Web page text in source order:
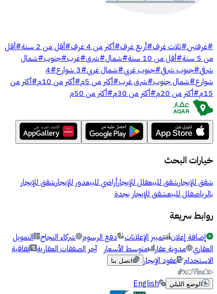
#غرفتين#ثلاث غرف#أربع غرف#أكثر من 4 غرف #أقل من 2 سنة #أقل
من 5 سنة
#أقل من 10 سنة #شمال#شرق#غرب#جنوب#شمال
شرقي#جنوب شرقي#جنوب غربي#شمال غربي#3 شوارع #
4
شوارع#شمال جنوب#شرق غرب#أكثر من 5م #أكثر من 10م #أكثر من
15م #أكثر من 20م #أكثر من 30م #أكثر من 50م
خيارات البحث
شقق للإيجارشقق للبيعفلل للإيجارأراضي للبيعدور للإيجارشقق للإيجار
بالرياضفلل للبيعشقق للإيجار بجدة
روابط سريعة
إضافة إعلان تمييز الإعلانات دفع الرسوم شركاء النجاح التمويل
العقاري مدونة عقار متوسط الأسعار آخر الصفقات العقارية اتفاقية
الاستخدام عقود الإيجار اتصل بنا
الوضع الليلي English